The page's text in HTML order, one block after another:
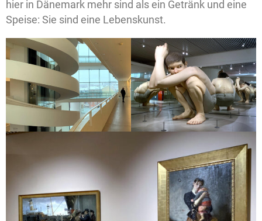
hier in Dänemark mehr sind als ein Getränk und eine
Speise: Sie sind eine Lebenskunst.